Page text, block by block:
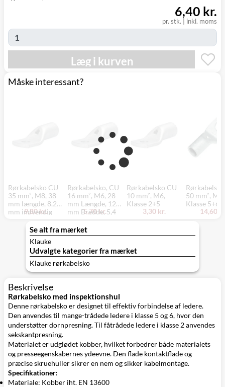
(9230)
pr. stk. inkl. moms
6,40 kr.
Læg i kurven
Måske interessant?
Rørkabelsko CU
35 mm², M8, 38
mm længde, 8,2
mm indvendig
bredde
9,80 kr.
Rørkabelsko, CU
16 mm², M6, 28
mm Længde, 12
mm Bredde, 5,4
Diameter, 6,5 mm
Bolt Diameter
5,70 kr.
Rørkabelsko CU
10 mm², M6,
Klasse 2+5
3,30 kr.
50 mm², M8,
Klasse 5+6
14,60
Se alt fra mærket
Klauke
Udvalgte kategorier fra mærket
Klauke rørkabelsko
Beskrivelse
Rørkabelsko med inspektionshul
Denne rørkabelsko er designet til effektiv forbindelse af ledere.
Den anvendes til mange-trådede ledere i klasse 5 og 6, hvor den
understøtter dornpresning. Til fåtrådede ledere i klasse 2 anvendes
sekskantpresning.
Materialet er udglødet kobber, hvilket forbedrer både materialets
og presseegenskabernes ydeevne. Den flade kontaktflade og
præcise skruehuller sikrer en nem og sikker kabelmontage.
Specifikationer:
Materiale: Kobber iht. EN 13600